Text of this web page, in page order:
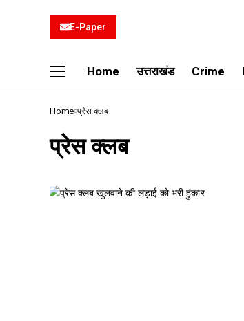
E-Paper
Home उत्तराखंड Crime
Home प्रेस क्लब
प्रेस क्लब